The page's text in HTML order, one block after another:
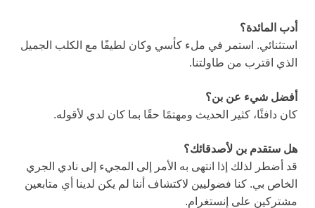
أدب المائدة؟
استثنائي. استمر في ملء كأسي وكان لطيفًا مع الكلب الجميل
الذي اقترب من طاولتنا.
أفضل شيء عن بن؟
كان دافئًا، كثير الحديث ومهتمًا حقًا بما كان لدي لأقوله.
هل ستقدم بن لأصدقائك؟
قد أضطر لذلك إذا انتهى به الأمر إلى المجيء إلى نادي الجري
الخاص بي. كنا فضوليين لاكتشاف أننا لم يكن لدينا أي متابعين
مشتركين على إنستغرام.